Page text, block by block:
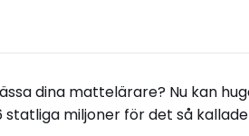
dina mattelärare? Nu kan
statliga miljoner för det så